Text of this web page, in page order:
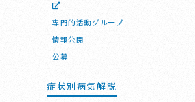
専門的活動グループ
情報公開
公募
症状別病気解説